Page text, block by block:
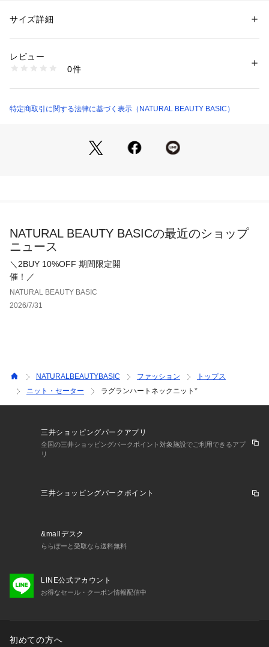
ただけます。
さらっとしたハイゲージニットです。
裏地・なし
※モデルの着用画像の場合、光の当たり具合により、実際の色
性別：レディース
素材：レーヨン 72% ナイロン 28%
洗濯：40℃非常に弱い 漂白× アイロン150℃ ドライ弱い タンブル乾燥×
平干し ウェット非常に弱い
商品番号：1100700001012 （モール）
サイズ詳細
レビュー
0件
特定商取引に関する法律に基づく表示（NATURAL BEAUTY BASIC）
NATURAL BEAUTY BASICの最近のショップ
ニュース
＼2BUY 10%OFF 期間限定開
催！／
NATURAL BEAUTY BASIC
2026/7/31
NATURALBEAUTYBASIC ファッション
トップス
ニット・セーター
ラグランハートネックニット*
三井ショッピングパークアプリ
全国の三井ショッピングパークポイント対象施設でご利用できるアプ
リ
三井ショッピングパークポイント
&mallデスク
ららぽーと受取なら送料無料
LINE公式アカウント
お得なセール・クーポン情報配信中
初めての方へ